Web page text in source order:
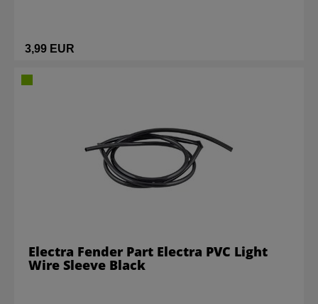
3,99 EUR
Electra Fender Part Electra PVC Light
Wire Sleeve Black